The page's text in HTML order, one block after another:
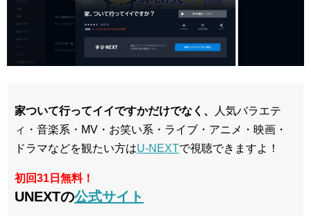
家ついて行ってイイですかだけでなく、
人気バラエテ
ィ・音楽系・MV・お笑い系・ライブ・アニメ・映画・
ドラマなどを観たい方はU-NEXTで視聴できますよ！
初回31日無料！
UNEXTの公式サイト